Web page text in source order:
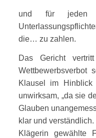
und für jeden
die… zu zahlen.
Das Gericht
Wettbewerbsverbot
Klausel im
unwirksam, „da sie
Glauben
klar und
Klägerin gewählte